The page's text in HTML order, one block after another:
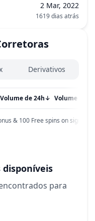
2 Mar, 2022
1619 dias atrás
Derivativos
↓
Volume de 24h Volume em %
& 100 Free spins on sign up!
disponíveis
para